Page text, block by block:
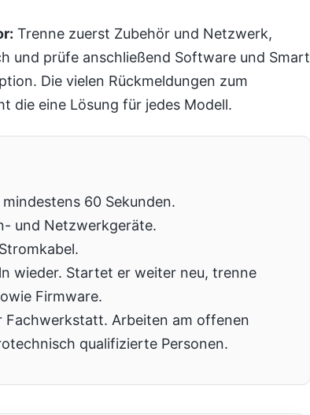
Trenne zuerst Zubehör und Netzwerk,
und prüfe anschließend Software und Smart
Die vielen Rückmeldungen zum
die eine Lösung für jedes Modell.
60 Sekunden.
und Netzwerkgeräte.
wieder. Startet er weiter neu, trenne
Firmware.
Arbeiten am offenen
qualifizierte Personen.